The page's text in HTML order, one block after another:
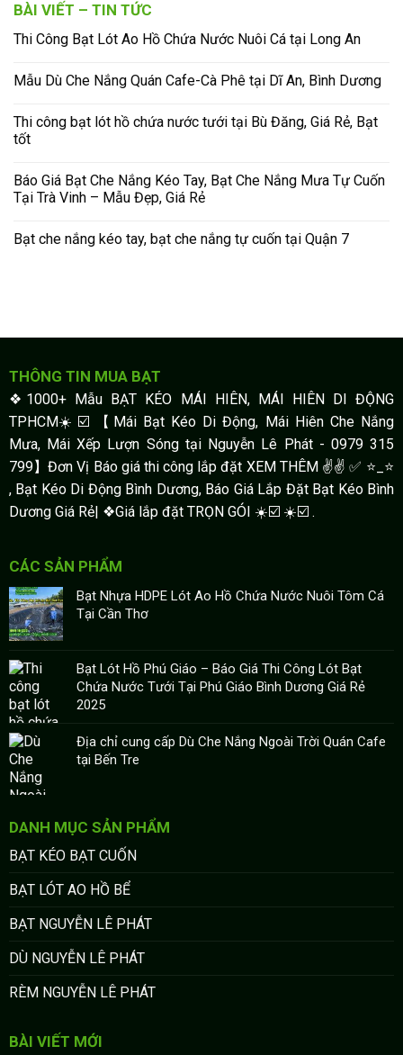
BÀI VIẾT – TIN TỨC
Thi Công Bạt Lót Ao Hồ Chứa Nước Nuôi Cá tại Long An
Mẫu Dù Che Nắng Quán Cafe-Cà Phê tại Dĩ An, Bình Dương
Thi công bạt lót hồ chứa nước tưới tại Bù Đăng, Giá Rẻ, Bạt
tốt
Báo Giá Bạt Che Nắng Kéo Tay, Bạt Che Nắng Mưa Tự Cuốn
Tại Trà Vinh – Mẫu Đẹp, Giá Rẻ
Bạt che nắng kéo tay, bạt che nắng tự cuốn tại Quận 7
THÔNG TIN MUA BẠT
❖1000+ Mẫu BẠT KÉO MÁI HIÊN, MÁI HIÊN DI ĐỘNG
TPHCM☀️☑️ 【Mái Bạt Kéo Di Động, Mái Hiên Che Nắng
Mưa, Mái Xếp Lượn Sóng tại Nguyễn Lê Phát - 0979 315
799】Đơn Vị Báo giá thi công lắp đặt XEM THÊM ✌✌ ✅ ⭐️_⭐
, Bạt Kéo Di Động Bình Dương, Báo Giá Lắp Đặt Bạt Kéo Bình
Dương Giá Rẻ| ❖Giá lắp đặt TRỌN GÓI ☀️☑️ ☀️☑️ .
CÁC SẢN PHẨM
Bạt Nhựa HDPE Lót Ao Hồ Chứa Nước Nuôi Tôm Cá
Tại Cần Thơ
Bạt Lót Hồ Phú Giáo – Báo Giá Thi Công Lót Bạt
Chứa Nước Tưới Tại Phú Giáo Bình Dương Giá Rẻ
2025
Địa chỉ cung cấp Dù Che Nắng Ngoài Trời Quán Cafe
tại Bến Tre
DANH MỤC SẢN PHẨM
BẠT KÉO BẠT CUỐN
BẠT LÓT AO HỒ BỂ
BẠT NGUYỄN LÊ PHÁT
DÙ NGUYỄN LÊ PHÁT
RÈM NGUYỄN LÊ PHÁT
BÀI VIẾT MỚI